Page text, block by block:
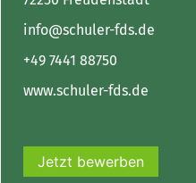
info@schuler-fds.de
+49 7441 88750
www.schuler-fds.de
Jetzt bewerben